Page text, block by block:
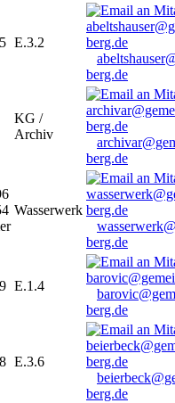
E.3.2
berg.de
KG /
Archiv
berg.de
Wasserwerk
berg.de
E.1.4
berg.de
E.3.6
berg.de